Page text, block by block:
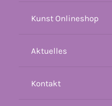
Kunst Onlineshop
Aktuelles
Kontakt